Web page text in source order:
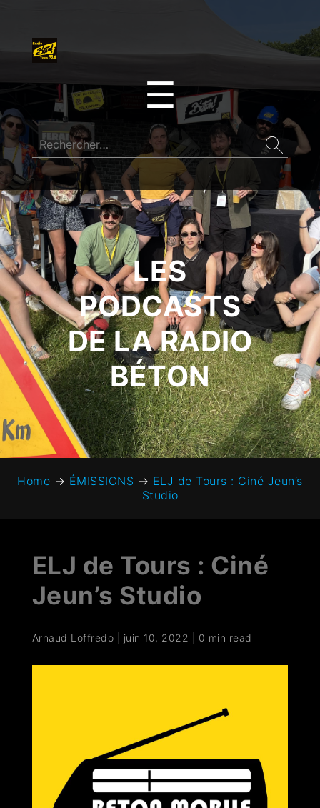
☰
LES
PODCASTS
DE LA RADIO
BÉTON
Home → ÉMISSIONS → ELJ de Tours : Ciné Jeun’s
Studio
ELJ de Tours : Ciné
Jeun’s Studio
Arnaud Loffredo juin 10, 2022 0 min read